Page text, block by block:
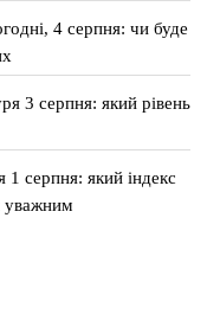
4 серпня: чи буде
3 серпня: який рівень
1 серпня: який індекс
уважним